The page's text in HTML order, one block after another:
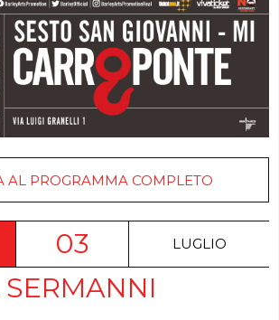
AL PROGRAMMA COMPLETO
03 LUGLIO